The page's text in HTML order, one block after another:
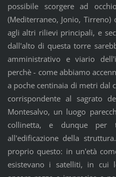
possibile scorgere ad
(Mediterraneo, Jonio,
agli altri rilievi principali, e
dall'alto di questa torre
amministrativo e viario
perchè - come abbiamo
a poche centinaia di metri dal
corrispondente al sagrato
Montesalvo, un luogo
collinetta, e dunque per
all'edificazione della
proprio questo: in un'età
esistevano i satelliti, in cui